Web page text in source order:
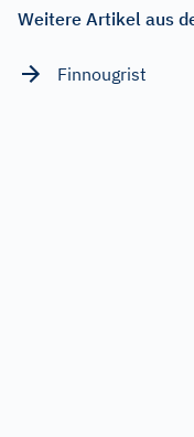
Weitere Artikel aus
Finnougrist